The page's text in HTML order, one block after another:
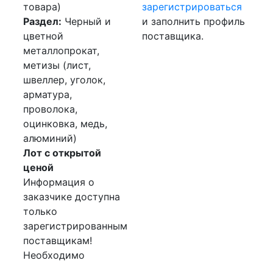
товара)
Раздел: Черный и
цветной
металлопрокат,
метизы (лист,
швеллер, уголок,
арматура,
проволока,
оцинковка, медь,
алюминий)
Лот с открытой
ценой
Информация о
заказчике доступна
только
зарегистрированным
поставщикам!
Необходимо
зарегистрироваться
и заполнить профиль
поставщика.